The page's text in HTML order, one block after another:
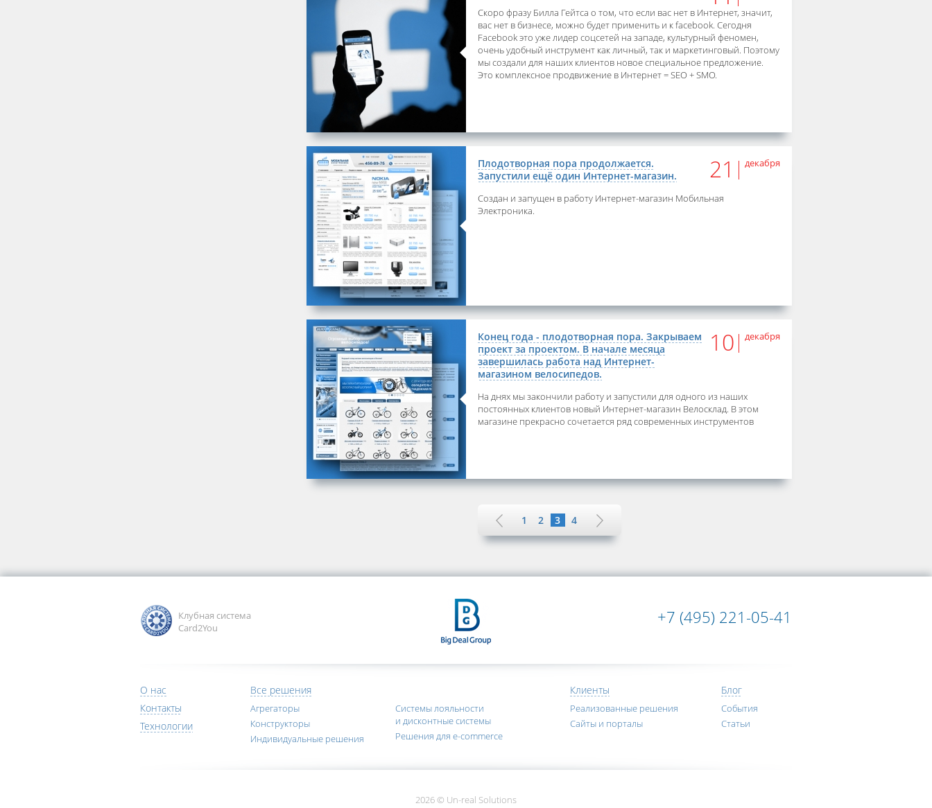
Скоро фразу Билла Гейтса о том, что если вас нет в Интернет, значит,
вас нет в бизнесе, можно будет применить и к facebook. Сегодня
Facebook это уже лидер соцсетей на западе, культурный феномен,
очень удобный инструмент как личный, так и маркетинговый. Поэтому
мы создали для наших клиентов новое специальное предложение.
Это комплексное продвижение в Интернет = SEO + SMO.
21 декабря
Плодотворная пора продолжается.
Запустили ещё один Интернет-магазин.
Создан и запущен в работу Интернет-магазин Мобильная
Электроника.
10 декабря
Конец года - плодотворная пора. Закрываем
проект за проектом. В начале месяца
завершилась работа над Интернет-
магазином велосипедов.
На днях мы закончили работу и запустили для одного из наших
постоянных клиентов новый Интернет-магазин Велосклад. В этом
магазине прекрасно сочетается ряд современных инструментов
1 2 3 4
Клубная система
Card2You
+7 (495) 221-05-41
О нас
Контакты
Технологии
Все решения
Агрегаторы
Конструкторы
Индивидуальные решения
Системы лояльности
и дисконтные системы
Решения для e-commerce
Клиенты
Реализованные решения
Сайты и порталы
Блог
События
Статьи
2026 © Un-real Solutions